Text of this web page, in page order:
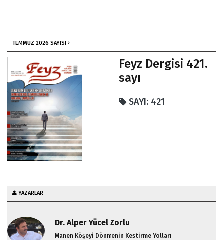
TEMMUZ 2026 SAYISI
Feyz Dergisi 421.
sayı
SAYI: 421
YAZARLAR
Dr. Alper Yücel Zorlu
Manen Köşeyi Dönmenin Kestirme Yolları